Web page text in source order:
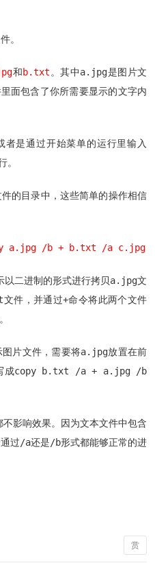
。
和b.txt 。其中a.jpg是图片文
面包含了你所需要显示的文字内
者是通过开始菜单的运行里输入
。
的目录中，这些简单的操作相信
a.jpg /b + b.txt /a c.jpg
以二进制的形式进行拷贝a.jpg文
件，并通过+命令将此两个文件
图片文件，需要将a.jpg放置在前
写成copy b.txt /a + a.jpg /b
影响效果。因为文本文件中包含
过/a还是/b形式都能够正常的进
赏